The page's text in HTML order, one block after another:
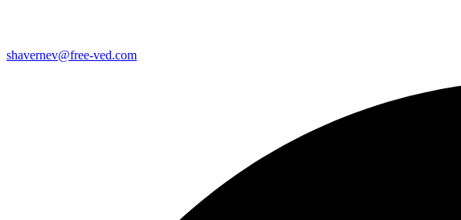
shavernev@free-ved.com